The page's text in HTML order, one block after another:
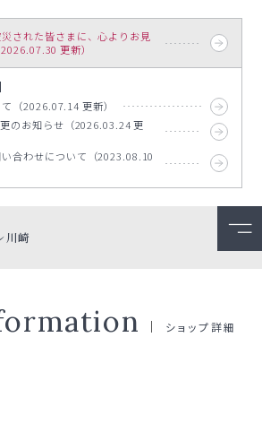
された皆さまに、心よりお見
更新）
（2026.07.14 更新）
のお知らせ（2026.03.24 更
合わせについて（2023.08.10
川崎
ショップ詳細